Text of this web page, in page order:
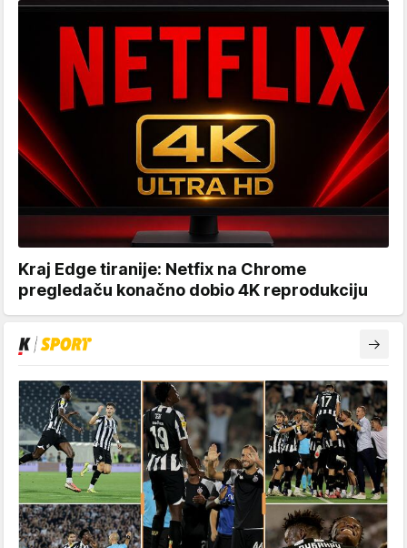
Kraj Edge tiranije: Netfix na Chrome
pregledaču konačno dobio 4K reprodukciju